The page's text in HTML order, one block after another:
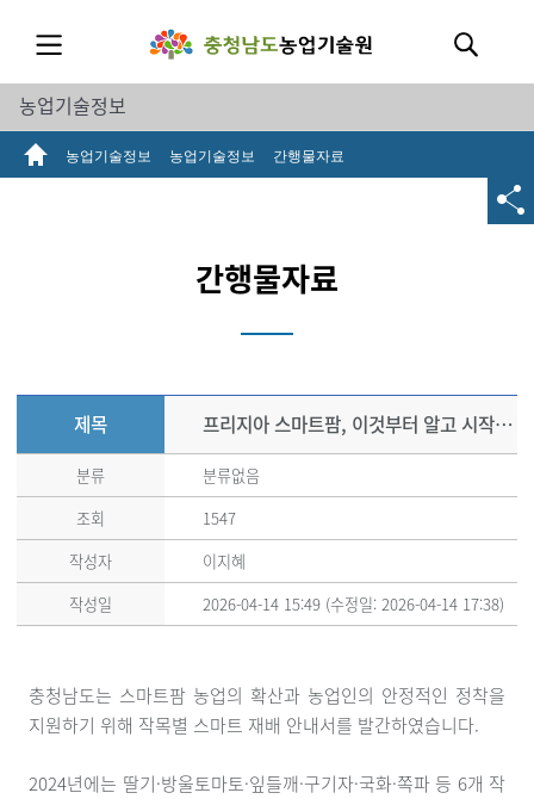
농업기술정보
농업기술정보 농업기술정보 간행물자료
간행물자료
제목 프리지아 스마트팜, 이것부터 알고 시작하자!
분류
분류없음
조회
1547
작성자
이지혜
작성일
2026-04-14 15:49 (수정일: 2026-04-14 17:38)
충청남도는 스마트팜 농업의 확산과 농업인의 안정적인 정착을
지원하기 위해 작목별 스마트 재배 안내서를 발간하였습니다.
2024년에는 딸기·방울토마토·잎들깨·구기자·국화·쪽파 등 6개 작